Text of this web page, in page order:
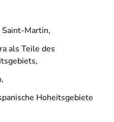
Martin,
als Teile des
Hoheitsgebiete